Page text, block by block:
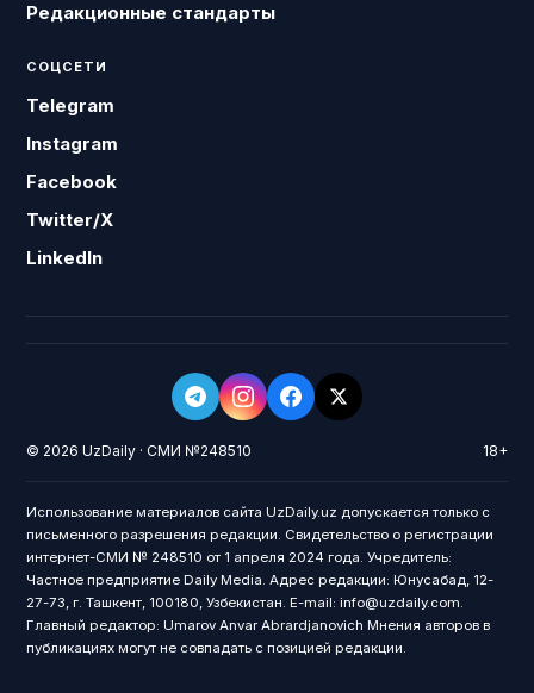
Редакционные стандарты
СОЦСЕТИ
Telegram
Instagram
Facebook
Twitter/X
LinkedIn
© 2026 UzDaily · СМИ №248510 18+
Использование материалов сайта UzDaily.uz допускается только с
письменного разрешения редакции. Свидетельство о регистрации
интернет-СМИ № 248510 от 1 апреля 2024 года. Учредитель:
Частное предприятие Daily Media. Адрес редакции: Юнусабад, 12-
27-73, г. Ташкент, 100180, Узбекистан. E-mail: info@uzdaily.com.
Главный редактор: Umarov Anvar Abrardjanovich Мнения авторов в
публикациях могут не совпадать с позицией редакции.